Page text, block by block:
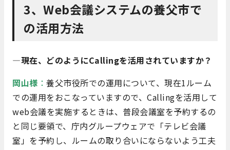
3、Web会議システムの養父市で
の活用方法
―現在、どのようにCallingを活用されていますか？
岡山様 ： 養父市役所での運用について、現在1ルーム
での運用をおこなっていますので、Callingを活用して
web会議を実施するときは、普段会議室を予約するの
と同じ要領で、庁内グループウェアで「テレビ会議
室」を予約し、ルームの取り合いにならないよう工夫